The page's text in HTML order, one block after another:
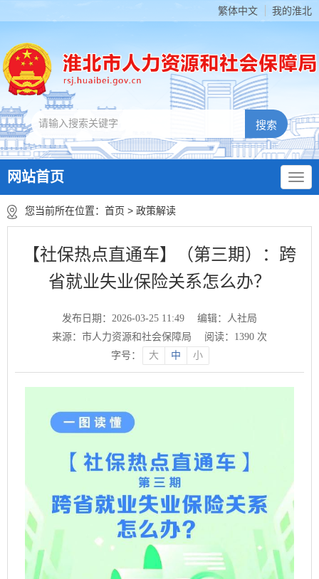
繁体中文 我的淮北
网站首页
您当前所在位置： 首页 > 政策解读
【社保热点直通车】（第三期）：跨
省就业失业保险关系怎么办？
发布日期：2026-03-25 11:49
编辑：人社局
来源：市人力资源和社会保障局
阅读： 1390 次
字号：
大 中 小